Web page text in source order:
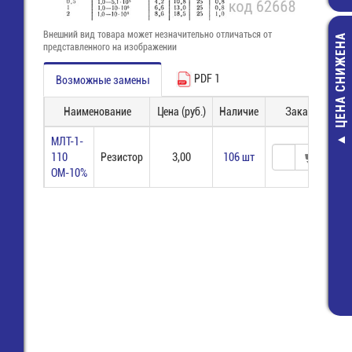
ЦЕНА СНИЖЕНА
Внешний вид товара может незначительно отличаться от
представленного на изображении
Возможные замены PDF 1
Наименование Цена (руб.) Наличие Заказ
МЛТ-1-
110
ОМ-10%
Резистор 3,00 106 шт